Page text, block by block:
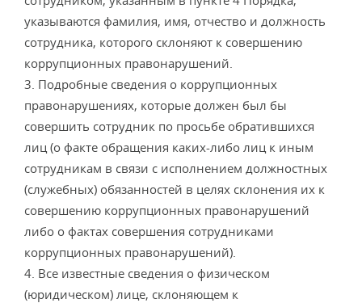
указываются фамилия, имя, отчество и должность
сотрудника, которого склоняют к совершению
коррупционных правонарушений.
3. Подробные сведения о коррупционных
правонарушениях, которые должен был бы
совершить сотрудник по просьбе обратившихся
лиц (о факте обращения каких-либо лиц к иным
сотрудникам в связи с исполнением должностных
(служебных) обязанностей в целях склонения их к
совершению коррупционных правонарушений
либо о фактах совершения сотрудниками
коррупционных правонарушений).
4. Все известные сведения о физическом
(юридическом) лице, склоняющем к